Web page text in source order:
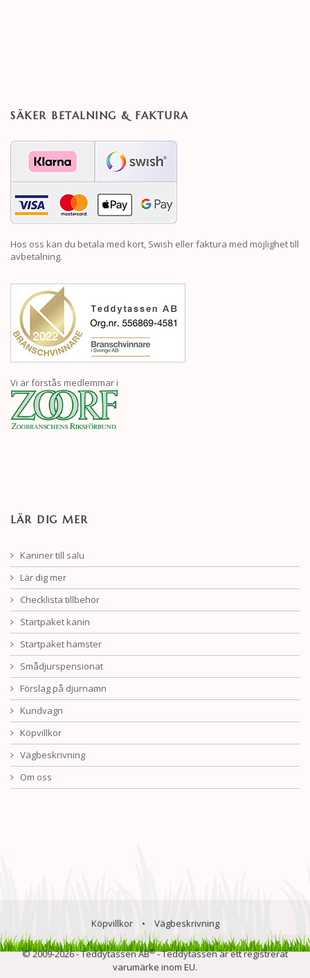
SÄKER BETALNING & FAKTURA
Hos oss kan du betala med kort, Swish eller faktura med möjlighet till
avbetalning.
Vi är förstås medlemmar i
LÄR DIG MER
Kaniner till salu
Lär dig mer
Checklista tillbehör
Startpaket kanin
Startpaket hamster
Smådjurspensionat
Förslag på djurnamn
Kundvagn
Köpvillkor
Vägbeskrivning
Om oss
Köpvillkor • Vägbeskrivning
© 2009-2026 - Teddytassen AB®- Teddytassen är ett registrerat
varumärke inom EU.